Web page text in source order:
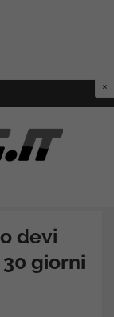
devi
giorni